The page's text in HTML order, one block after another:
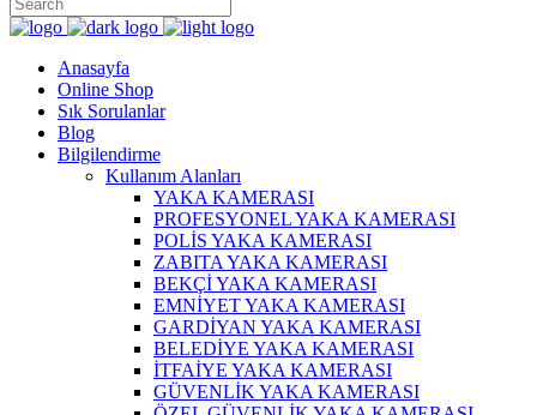
Anasayfa
Online Shop
Sık Sorulanlar
Blog
Bilgilendirme
Kullanım Alanları
YAKA KAMERASI
PROFESYONEL YAKA KAMERASI
POLİS YAKA KAMERASI
ZABITA YAKA KAMERASI
BEKÇİ YAKA KAMERASI
EMNİYET YAKA KAMERASI
GARDİYAN YAKA KAMERASI
BELEDİYE YAKA KAMERASI
İTFAİYE YAKA KAMERASI
GÜVENLİK YAKA KAMERASI